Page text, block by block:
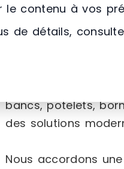
Équipement
charges lourdes,
vaste choix de
bancs, potelets,
des solutions
Nous accordons
le contenu à vos
de détails,